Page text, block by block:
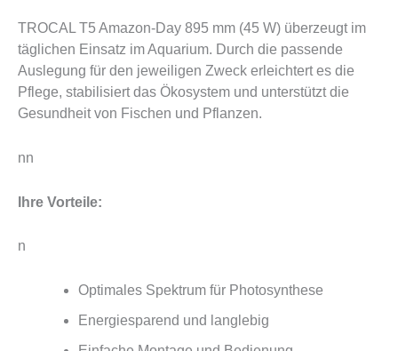
TROCAL T5 Amazon-Day 895 mm (45 W) überzeugt im
täglichen Einsatz im Aquarium. Durch die passende
Auslegung für den jeweiligen Zweck erleichtert es die
Pflege, stabilisiert das Ökosystem und unterstützt die
Gesundheit von Fischen und Pflanzen.
nn
Ihre Vorteile:
n
Optimales Spektrum für Photosynthese
Energiesparend und langlebig